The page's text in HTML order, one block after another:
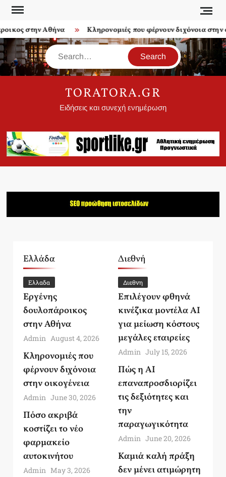
Skip
contentστην Αθήνα Κληρονομιές που φέρνουν διχόνοια στην
Search
TORATORA.GR
Ειδήσεις και συνεχή ενημέρωση
Ελλάδα
Ελλαδα
Εργένης
δουλοπάροικος
στην Αθήνα
Admin August 4, 2026
Κληρονομιές που
φέρνουν διχόνοια
στην οικογένεια
Admin June 30, 2026
Πόσο ακριβά
κοστίζει το νέο
φαρμακείο
αυτοκινήτου
Admin May 3, 2026
Διεθνή
Διεθνη
Επιλέγουν φθηνά
κινέζικα μοντέλα AI
για μείωση κόστους
μεγάλες εταιρείες
Admin July 15, 2026
Πώς η AI
επαναπροσδιορίζει
τις δεξιότητες και
την
παραγωγικότητα
Admin June 20, 2026
Καμιά καλή πράξη
δεν μένει ατιμώρητη